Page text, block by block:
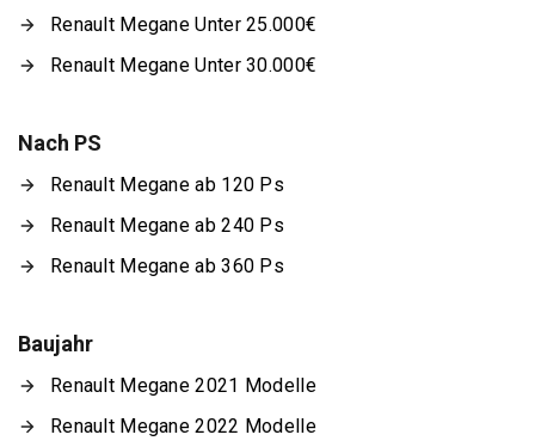
Renault Megane Unter 25.000€
Renault Megane Unter 30.000€
Nach PS
Renault Megane ab 120 Ps
Renault Megane ab 240 Ps
Renault Megane ab 360 Ps
Baujahr
Renault Megane 2021 Modelle
Renault Megane 2022 Modelle